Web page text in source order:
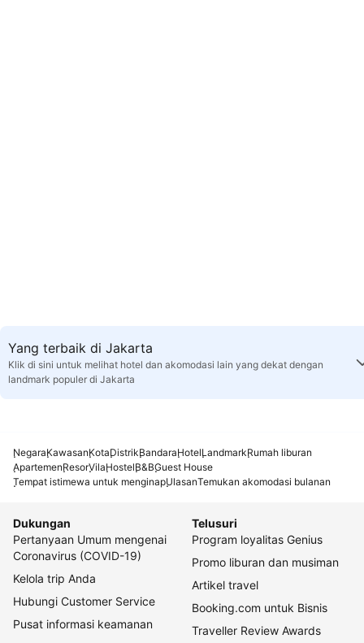
Yang terbaik di Jakarta
Klik di sini untuk melihat hotel dan akomodasi lain yang dekat dengan
landmark populer di Jakarta
NegaraKawasanKotaDistrikBandaraHotelLandmarkRumah liburan
ApartemenResorVilaHostelB&BGuest House
Tempat istimewa untuk menginapUlasanTemukan akomodasi bulanan
Dukungan
Pertanyaan Umum mengenai
Coronavirus (COVID-19)
Kelola trip Anda
Hubungi Customer Service
Pusat informasi keamanan
Telusuri
Program loyalitas Genius
Promo liburan dan musiman
Artikel travel
Booking.com untuk Bisnis
Traveller Review Awards